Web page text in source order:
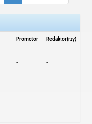
Promotor Redaktor(rzy)
- -